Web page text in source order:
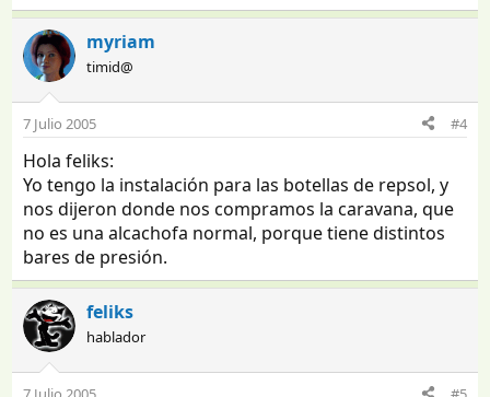
myriam
timid@
7 Julio 2005 #4
Hola feliks:
Yo tengo la instalación para las botellas de repsol, y
nos dijeron donde nos compramos la caravana, que
no es una alcachofa normal, porque tiene distintos
bares de presión.
feliks
hablador